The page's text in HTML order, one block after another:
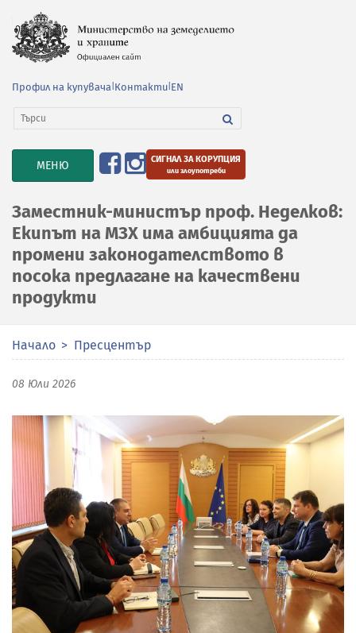
Профил на купувача Контакти EN
TOGGLE
NAVIGATION
МЕНЮ СИГНАЛ ЗА КОРУПЦИЯ
или злоупотреби
Заместник-министър проф. Неделков:
Екипът на МЗХ има амбицията да
промени законодателството в
посока предлагане на качествени
продукти
Начало Пресцентър
08 Юли 2026